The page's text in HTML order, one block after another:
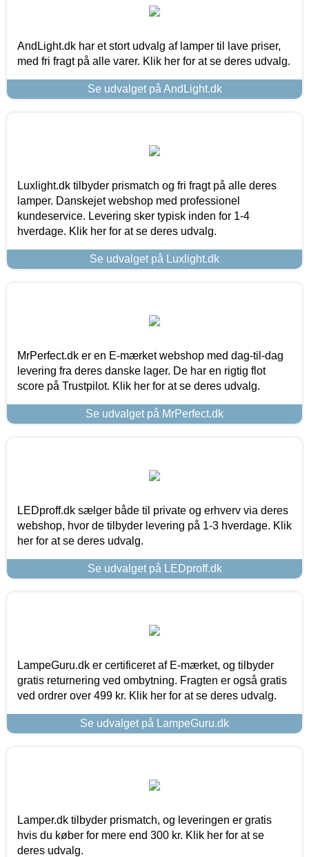
AndLight.dk har et stort udvalg af lamper til lave priser,
med fri fragt på alle varer. Klik her for at se deres udvalg.
Se udvalget på AndLight.dk
Luxlight.dk tilbyder prismatch og fri fragt på alle deres
lamper. Danskejet webshop med professionel
kundeservice. Levering sker typisk inden for 1-4
hverdage. Klik her for at se deres udvalg.
Se udvalget på Luxlight.dk
MrPerfect.dk er en E-mærket webshop med dag-til-dag
levering fra deres danske lager. De har en rigtig flot
score på Trustpilot. Klik her for at se deres udvalg.
Se udvalget på MrPerfect.dk
LEDproff.dk sælger både til private og erhverv via deres
webshop, hvor de tilbyder levering på 1-3 hverdage. Klik
her for at se deres udvalg.
Se udvalget på LEDproff.dk
LampeGuru.dk er certificeret af E-mærket, og tilbyder
gratis returnering ved ombytning. Fragten er også gratis
ved ordrer over 499 kr. Klik her for at se deres udvalg.
Se udvalget på LampeGuru.dk
Lamper.dk tilbyder prismatch, og leveringen er gratis
hvis du køber for mere end 300 kr. Klik her for at se
deres udvalg.